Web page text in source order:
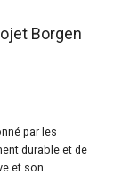
Borgen
par les
durable et de
et son